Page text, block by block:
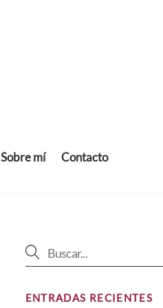
Sobre mí Contacto
ENTRADAS RECIENTES